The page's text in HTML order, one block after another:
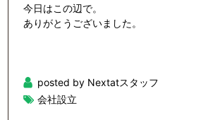
今日はこの辺で。
ありがとうございました。
posted by Nextatスタッフ
会社設立